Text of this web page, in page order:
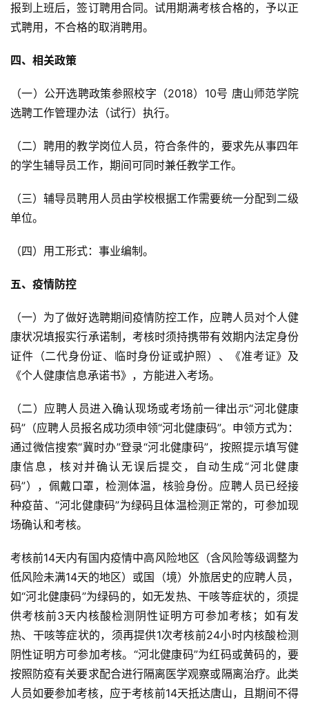
报到上班后，签订聘用合同。试用期满考核合格的，予以正
式聘用，不合格的取消聘用。
四、相关政策
（一）公开选聘政策参照校字（2018）10号 唐山师范学院
选聘工作管理办法（试行）执行。
（二）聘用的教学岗位人员，符合条件的，要求先从事四年
的学生辅导员工作，期间可同时兼任教学工作。
（三）辅导员聘用人员由学校根据工作需要统一分配到二级
单位。
（四）用工形式：事业编制。
五、疫情防控
（一）为了做好选聘期间疫情防控工作，应聘人员对个人健
康状况填报实行承诺制，考核时须持携带有效期内法定身份
证件（二代身份证、临时身份证或护照）、《准考证》及
《个人健康信息承诺书》，方能进入考场。
（二）应聘人员进入确认现场或考场前一律出示“河北健康
码”（应聘人员报名成功须申领“河北健康码”。申领方式为：
通过微信搜索“冀时办”登录“河北健康码”，按照提示填写健
康信息，核对并确认无误后提交，自动生成“河北健康
码”），佩戴口罩，检测体温，核验身份。应聘人员已经接
种疫苗、“河北健康码”为绿码且体温检测正常的，可参加现
场确认和考核。
考核前14天内有国内疫情中高风险地区（含风险等级调整为
低风险未满14天的地区）或国（境）外旅居史的应聘人员，
如“河北健康码”为绿码的，如无发热、干咳等症状的，须提
供考核前3天内核酸检测阴性证明方可参加考核；如有发
热、干咳等症状的，须再提供1次考核前24小时内核酸检测
阴性证明方可参加考核。“河北健康码”为红码或黄码的，要
按照防疫有关要求配合进行隔离医学观察或隔离治疗。此类
人员如要参加考核，应于考核前14天抵达唐山，且期间不得